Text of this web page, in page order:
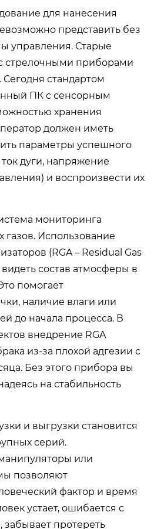
для нанесения
представить без
управления. Старые
стрелочными приборами
стандартом
ПК с сенсорным
хранения
должен иметь
параметры успешного
дуги, напряжение
и воспроизвести их
мониторинга
газов. Использование
(RGA – Residual Gas
состав атмосферы в
помогает
наличие влаги или
до начала процесса. В
внедрение RGA
из-за плохой адгезии с
Без этого прибора вы
на стабильность
и выгрузки становится
серий.
или
позволяют
фактор и время
устает, ошибается с
забывает протереть